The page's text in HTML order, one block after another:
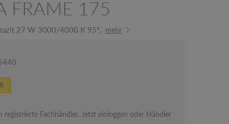
FRAME 175
27 W 3000/4000 K 95°, mehr
registrierte Fachhändler. Jetzt einloggen oder Händler